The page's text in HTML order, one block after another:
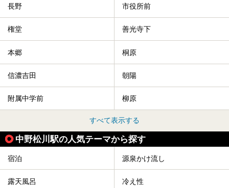
長野 市役所前
権堂 善光寺下
本郷 桐原
信濃吉田 朝陽
附属中学前 柳原
すべて表示する
中野松川駅の人気テーマから探す
宿泊 源泉かけ流し
露天風呂 冷え性